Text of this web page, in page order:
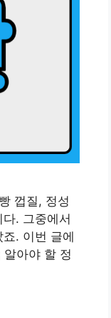
껍질, 정성
. 그중에서
. 이번 글에
아야 할 정